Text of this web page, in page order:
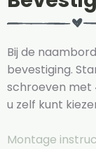
Bij de
bevestiging.
schroeven met
u zelf kunt
Montage